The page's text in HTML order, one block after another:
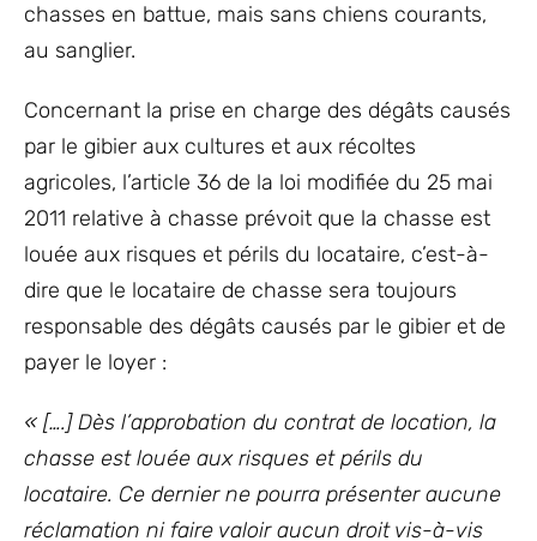
chasses en battue, mais sans chiens courants,
au sanglier.
Concernant la prise en charge des dégâts causés
par le gibier aux cultures et aux récoltes
agricoles, l’article 36 de la loi modifiée du 25 mai
2011 relative à chasse prévoit que la chasse est
louée aux risques et périls du locataire, c’est-à-
dire que le locataire de chasse sera toujours
responsable des dégâts causés par le gibier et de
payer le loyer :
« [….] Dès l’approbation du contrat de location, la
chasse est louée aux risques et périls du
locataire. Ce dernier ne pourra présenter aucune
réclamation ni faire valoir aucun droit vis-à-vis